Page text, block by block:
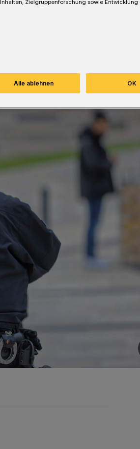
Zielgruppenforschung sowie Entwicklung
Alle ablehnen OK